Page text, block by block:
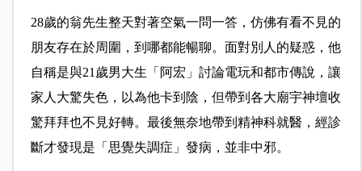
28歲的翁先生整天對著空氣一問一答，仿佛有看不見的
朋友存在於周圍，到哪都能暢聊。面對別人的疑惑，他
自稱是與21歲男大生「阿宏」討論電玩和都市傳說，讓
家人大驚失色，以為他卡到陰，但帶到各大廟宇神壇收
驚拜拜也不見好轉。最後無奈地帶到精神科就醫，經診
斷才發現是「思覺失調症」發病，並非中邪。